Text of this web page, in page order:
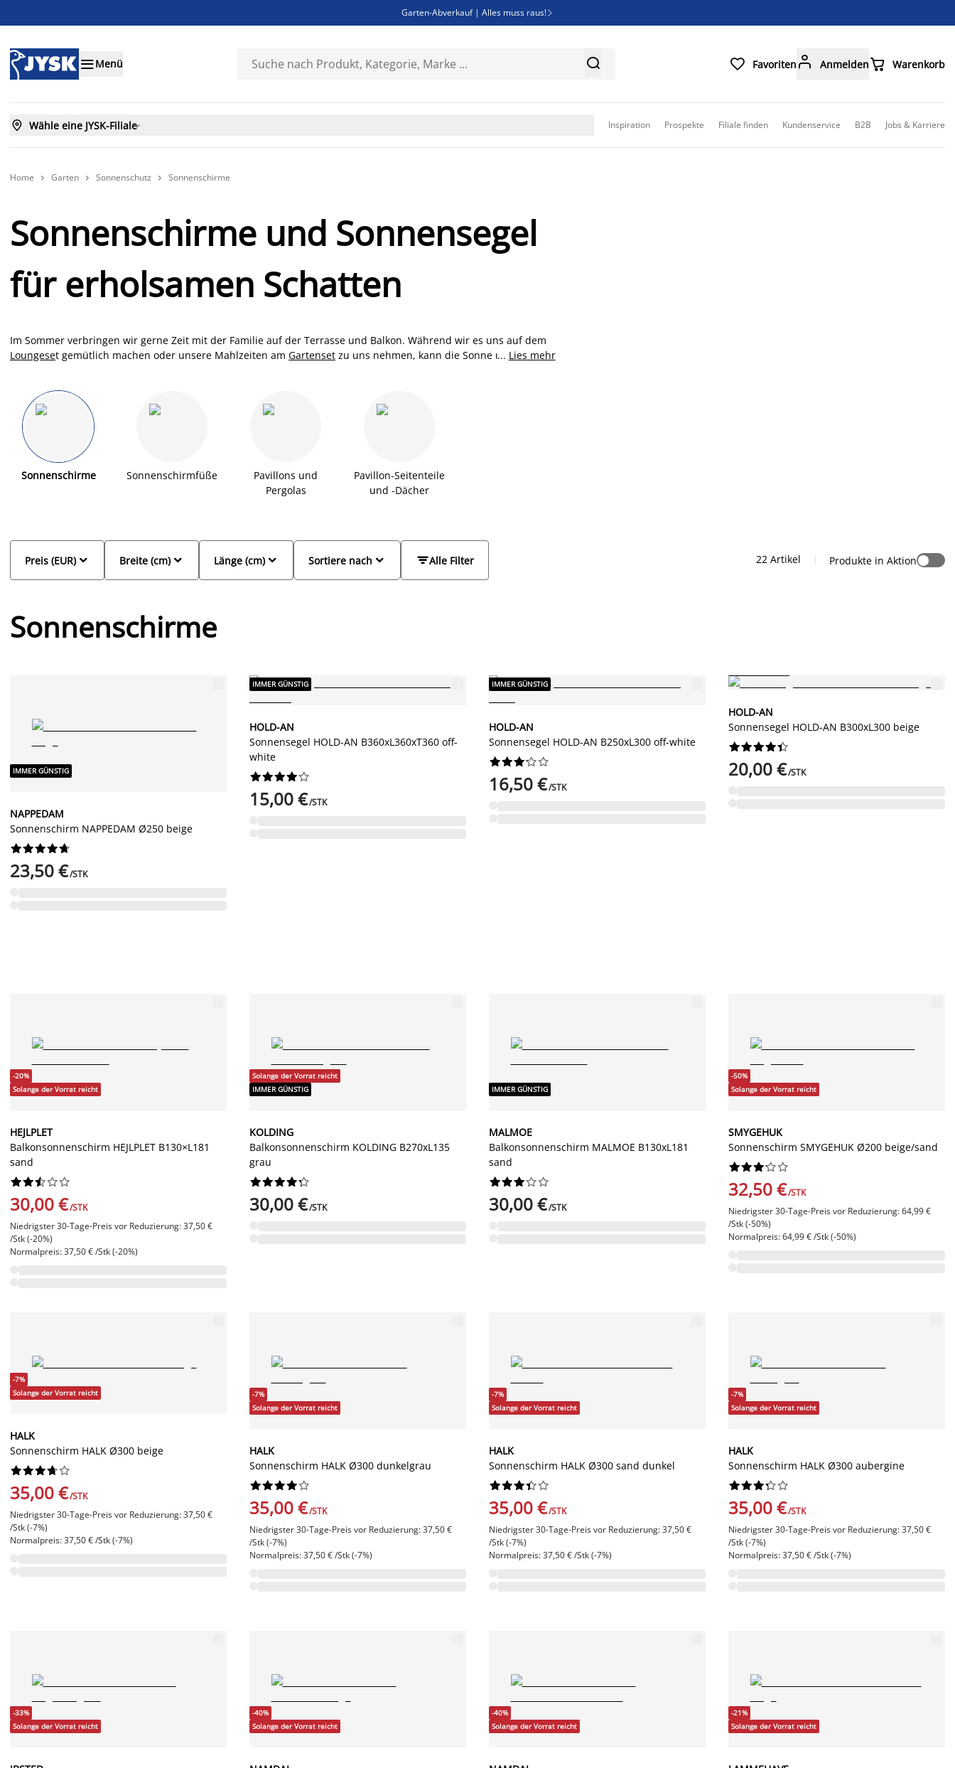
Garten-Abverkauf | Alles muss raus! 
Bist du Unternehmer? Entdecke JYSK-B2B
Menü   Favoriten  Anmelden Warenkorb
 Wähle eine JYSK-Filiale Inspiration Prospekte Filiale finden Kundenservice B2B Jobs & Karriere
Home  Garten  Sonnenschutz  Sonnenschirme
Sonnenschirme und Sonnensegel
für erholsamen Schatten
Im Sommer verbringen wir gerne Zeit mit der Familie auf der Terrasse und Balkon. Während wir es uns auf dem
Loungeset gemütlich machen oder unsere Mahlzeiten am Gartenset zu uns nehmen, kann die Sonne unser
Garten, auf der Terrasse oder dem Balkon mit einem stabilen und schönen Sonnenschirm. Neben Ampelschirm
und Marktschirm findest du bei JYSK auch Balkonsonnenschirme, große Sonnenschirme, 360° drehbare Schirme,
Schirme mit LED Beleuchtung und natürlich die beliebten Sonnensegel. Wir beraten dich gerne!
... Lies mehr
Sonnenschirme Sonnenschirmfüße
Pavillons und
Pergolas
Pavillon-Seitenteile
und -Dächer

Preis (EUR) 
Breite (cm) 
Länge (cm) Alle Filter

Sortiere nach 22 Artikel | Produkte in Aktion
Sonnenschirme
IMMER GÜNSTIG
NAPPEDAM
Sonnenschirm NAPPEDAM Ø250 beige






23,50 €/STK
IMMER GÜNSTIG
HOLD-AN
Sonnensegel HOLD-AN B360xL360xT360 off-
white






15,00 €/STK
IMMER GÜNSTIG
HOLD-AN
Sonnensegel HOLD-AN B250xL300 off-white






16,50 €/STK
HOLD-AN
Sonnensegel HOLD-AN B300xL300 beige






20,00 €/STK
-20%
Solange der Vorrat reicht
HEJLPLET
Balkonsonnenschirm HEJLPLET B130×L181
sand






30,00 €/STK
Niedrigster 30-Tage-Preis vor Reduzierung: 37,50 €
/Stk (-20%)
Normalpreis: 37,50 € /Stk (-20%)
Solange der Vorrat reicht
IMMER GÜNSTIG
KOLDING
Balkonsonnenschirm KOLDING B270xL135
grau






30,00 €/STK
IMMER GÜNSTIG
MALMOE
Balkonsonnenschirm MALMOE B130xL181
sand






30,00 €/STK
-50%
Solange der Vorrat reicht
SMYGEHUK
Sonnenschirm SMYGEHUK Ø200 beige/sand






32,50 €/STK
Niedrigster 30-Tage-Preis vor Reduzierung: 64,99 €
/Stk (-50%)
Normalpreis: 64,99 € /Stk (-50%)
-7%
Solange der Vorrat reicht
HALK
Sonnenschirm HALK Ø300 beige






35,00 €/STK
Niedrigster 30-Tage-Preis vor Reduzierung: 37,50 €
/Stk (-7%)
Normalpreis: 37,50 € /Stk (-7%)
-7%
Solange der Vorrat reicht
HALK
Sonnenschirm HALK Ø300 dunkelgrau






35,00 €/STK
Niedrigster 30-Tage-Preis vor Reduzierung: 37,50 €
/Stk (-7%)
Normalpreis: 37,50 € /Stk (-7%)
-7%
Solange der Vorrat reicht
HALK
Sonnenschirm HALK Ø300 sand dunkel






35,00 €/STK
Niedrigster 30-Tage-Preis vor Reduzierung: 37,50 €
/Stk (-7%)
Normalpreis: 37,50 € /Stk (-7%)
-7%
Solange der Vorrat reicht
HALK
Sonnenschirm HALK Ø300 aubergine






35,00 €/STK
Niedrigster 30-Tage-Preis vor Reduzierung: 37,50 €
/Stk (-7%)
Normalpreis: 37,50 € /Stk (-7%)
-33%
Solange der Vorrat reicht
-40%
Solange der Vorrat reicht
-40%
Solange der Vorrat reicht
-21%
Solange der Vorrat reicht